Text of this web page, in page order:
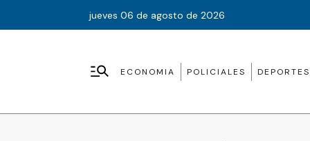
jueves 06 de agosto de 2026
ECONOMIA POLICIALES DEPORTES